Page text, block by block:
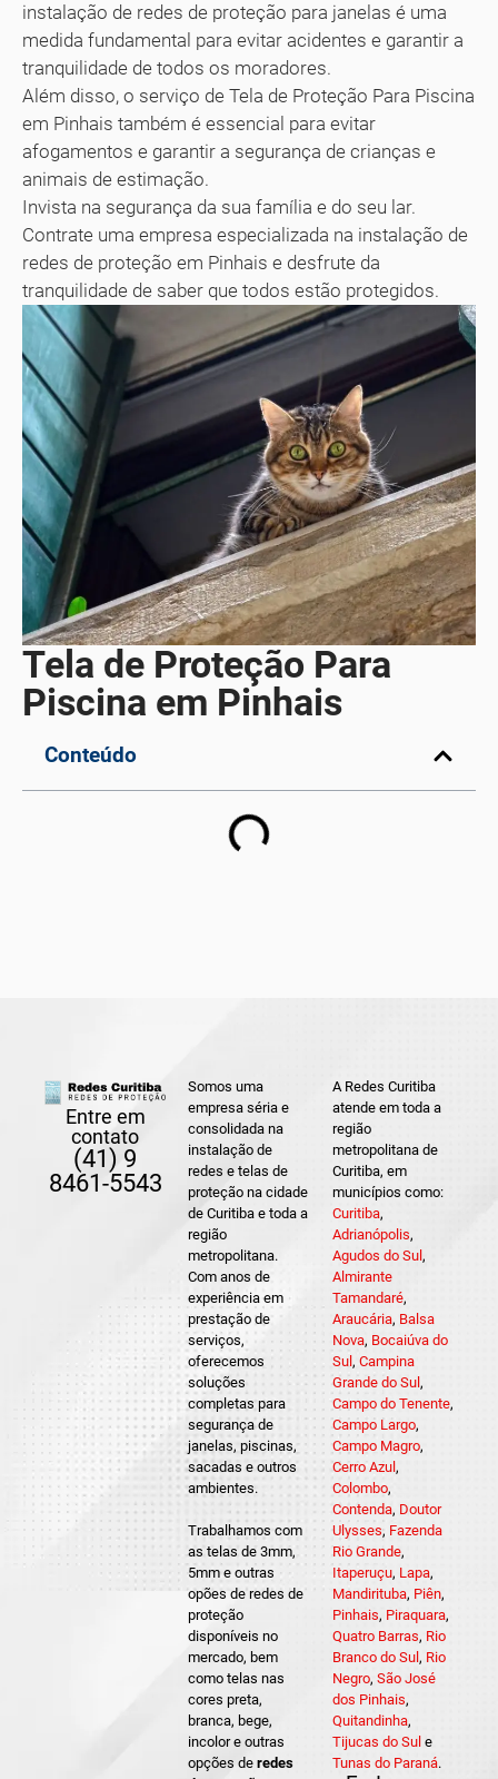
instalação de redes de proteção para janelas é uma
medida fundamental para evitar acidentes e garantir a
tranquilidade de todos os moradores.
Além disso, o serviço de Tela de Proteção Para Piscina
em Pinhais também é essencial para evitar
afogamentos e garantir a segurança de crianças e
animais de estimação.
Invista na segurança da sua família e do seu lar.
Contrate uma empresa especializada na instalação de
redes de proteção em Pinhais e desfrute da
tranquilidade de saber que todos estão protegidos.
Tela de Proteção Para
Piscina em Pinhais
Conteúdo
Entre em
contato
(41) 9
8461-5543
Somos uma
empresa séria e
consolidada na
instalação de
redes e telas de
proteção na cidade
de Curitiba e toda a
região
metropolitana.
Com anos de
experiência em
prestação de
serviços,
oferecemos
soluções
completas para
segurança de
janelas, piscinas,
sacadas e outros
ambientes.
Trabalhamos com
as telas de 3mm,
5mm e outras
opões de redes de
proteção
disponíveis no
mercado, bem
como telas nas
cores preta,
branca, bege,
incolor e outras
opções deredes
A Redes Curitiba
atende em toda a
região
metropolitana de
Curitiba, em
municípios como:
Curitiba,
Adrianópolis,
Agudos do Sul ,
Almirante
Tamandaré,
Araucária, Balsa
Nova, Bocaiúva do
Sul , Campina
Grande do Sul ,
Campo do Tenente,
Campo Largo,
Campo Magro,
Cerro Azul ,
Colombo,
Contenda, Doutor
Ulysses, Fazenda
Rio Grande,
Itaperuçu, Lapa,
Mandirituba, Piên,
Pinhais, Piraquara,
Quatro Barras, Rio
Branco do Sul , Rio
Negro, São José
dos Pinhais,
Quitandinha,
Tijucas do Sul e
Tunas do Paraná.